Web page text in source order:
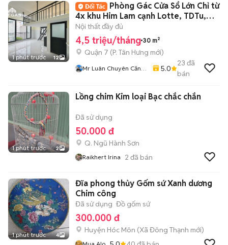
1 phút trước 12
Phòng Gác Cửa Sổ Lớn Chỉ từ
4x khu Him Lam cạnh Lotte, TDTu,
NTT
Nội thất đầy đủ
4,5 triệu/tháng 30 m²
Quận 7 (P. Tân Hưng mới)
Mr Luân Chuyên Căn
5.0
23 đã
bán
1 phút trước 2
Lồng chim Kim loại Bạc chắc chắn
Đã sử dụng
50.000 đ
Q. Ngũ Hành Sơn
Raikhert Irina 2 đã bán
1 phút trước 4
Đĩa phong thủy Gốm sứ Xanh dương
Chim công
Đã sử dụng Đồ gốm sứ
300.000 đ
Huyện Hóc Môn (Xã Đông Thạnh mới)